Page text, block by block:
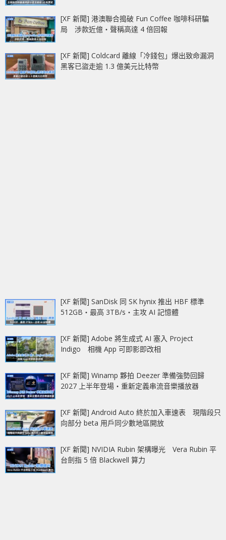
[XF 新聞] 港澳聯合搗破 Fun Coffee 咖啡科研騙
局 涉款近億‧聲稱高達 4 倍回報
[XF 新聞] Coldcard 離線「冷錢包」爆出致命漏洞
黑客已盜走逾 1.3 億美元比特幣
[XF 新聞] SanDisk 同 SK hynix 推出 HBF 標準
512GB‧最高 3TB/s‧主攻 AI 記憶體
[XF 新聞] Adobe 將生成式 AI 塞入 Project
Indigo 相機 App 可即影即改相
[XF 新聞] Winamp 夥拍 Deezer 準備強勢回歸
2027 上半年登場‧重新定義串流音樂播放器
[XF 新聞] Android Auto 終於加入車速表 現階段只
向部分 beta 用戶同少數地區開放
[XF 新聞] NVIDIA Rubin 架構曝光 Vera Rubin 平
台劍指 5 倍 Blackwell 算力